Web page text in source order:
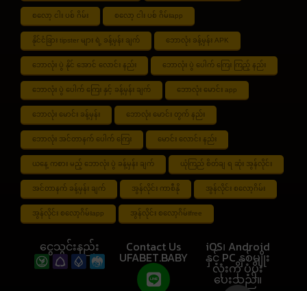
စလော့ ငါး ပစ် ဂိမ်း စလော့ ငါး ပစ် ဂိမ်းapp
နိုင်ငံခြား tipster များ ရဲ့ ခန့်မှန်း ချက် ဘောလုံး ခန့်မှန်း APK
ဘောလုံး ပွဲ နိုင် အောင် လောင်း နည်း ဘောလုံး ပွဲ ပေါက် ကြေး ကြည့် နည်း
ဘောလုံး ပွဲ ပေါက် ကြေး နှင့် ခန့်မှန်း ချက် ဘောလုံး မောင်း app
ဘောလုံး မောင်း ခန့်မှန်း ဘောလုံး မောင်း တွက် နည်း
ဘောလုံး အင်တာနက် ပေါက် ကြေး မောင်း လောင်း နည်း
ယနေ့ ကစား မည့် ဘောလုံး ပွဲ ခန့်မှန်း ချက် ယုံကြည် စိတ်ချ ရ ဆုံး အွန်လိုင်း
အင်တာနက် ခန့်မှန်း ချက် အွန်လိုင်း ကာစီနို အွန်လိုင်း စလော့ဂိမ်း
အွန်လိုင်း စလော့ဂိမ်းapp အွန်လိုင်း စလော့ဂိမ်းfree
ငွေသွင်းနည်း Contact Us
UFABET.BABY
iOS၊ Android
နှင့် PC နှစ်မျိုး
လုံးကို ပံ့ပိုး
ပေးသည်။